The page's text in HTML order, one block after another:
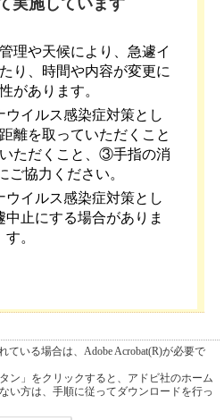
実施しています
理や天候により、急遽イ
り、時間や内容が変更に
があります。
ウイルス感染症対策とし
離を取っていただくこと
ただくこと、③手指の消
ご協力ください。
ウイルス感染症対策とし
止にする場合がありま
す。
いる場合は、Adobe Acrobat(R)が必要で
ン」をクリックすると、アドビ社のホーム
い方は、手順に従ってダウンロードを行っ